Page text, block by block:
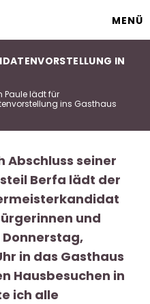
MENÜ
IN
Paule lädt für
ins Gasthaus
Abschluss seiner
Berfa lädt der
und
in das Gasthaus
Hausbesuchen in
ich alle